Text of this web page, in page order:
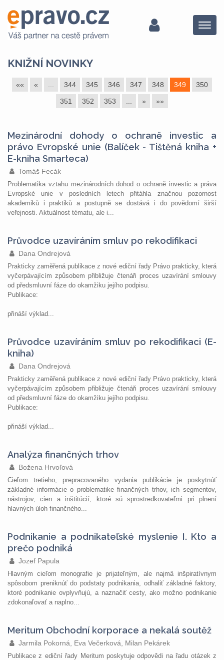
Menu
KNIŽNÍ NOVINKY
«« « 344 345 346 347 348 349 350
351 352 353 » »»
Mezinárodní dohody o ochraně investic a
právo Evropské unie (Balíček - Tištěná kniha +
E-kniha Smarteca)
Tomáš Fecák
Problematika vztahu mezinárodních dohod o ochraně investic a práva
Evropské unie v posledních letech přitáhla značnou pozornost
akademiků i praktiků a postupně se dostává i do povědomí širší
veřejnosti. Aktuálnost tématu, ale i...
Průvodce uzavíráním smluv po rekodifikaci
Dana Ondrejová
Prakticky zaměřená publikace z nové ediční řady Právo prakticky, která
vyčerpávajícím způsobem přibližuje čtenáři proces uzavírání smlouvy
od předsmluvní fáze do okamžiku jejího podpisu.
Publikace:
přináší výklad...
Průvodce uzavíráním smluv po rekodifikaci (E-
kniha)
Dana Ondrejová
Prakticky zaměřená publikace z nové ediční řady Právo prakticky, která
vyčerpávajícím způsobem přibližuje čtenáři proces uzavírání smlouvy
od předsmluvní fáze do okamžiku jejího podpisu.
Publikace:
přináší výklad...
Analýza finančných trhov
Božena Hrvoľová
Cieľom tretieho, prepracovaného vydania publikácie je poskytnúť
základné informácie o problematike finančných trhov, ich segmentov,
nástrojov, cien a inštitúcií, ktoré sú sprostredkovateľmi pri plnení
hlavných úloh finančného...
Podnikanie a podnikateľské myslenie I. Kto a
prečo podniká
Jozef Papula
Hlavným cieľom monografie je prijateľným, ale najmä inšpiratívnym
spôsobom preniknúť do podstaty podnikania, odhaliť základné faktory,
ktoré podnikanie ovplyvňujú, a naznačiť cesty, ako možno podnikanie
zdokonaľovať a naplno...
Meritum Obchodní korporace a nekalá soutěž
Jarmila Pokorná, Eva Večerková, Milan Pekárek
Publikace z ediční řady Meritum poskytuje odpovědi na řadu otázek z